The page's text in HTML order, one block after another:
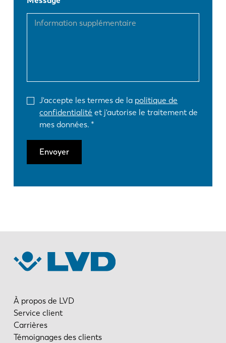
J'accepte les termes de la politique de
confidentialité et j'autorise le traitement de
mes données.
Envoyer
À propos de LVD
Service client
Carrières
Témoignages des clients